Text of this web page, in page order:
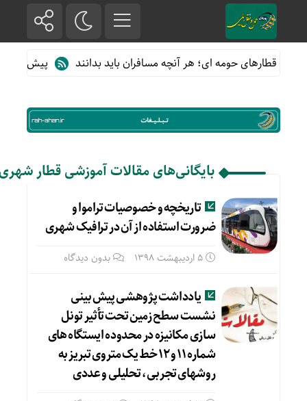
از قطارهای حومه ای؛ هر آنچه مسافران باید بدانند پیش فروش
بایگانی‌های مقالات آموزشی قطار
تاریخچه و خصوصیات تراموا و
ضرورت استفاده از آن در ترافیک شهری
5 اردیبهشت 1398 بدون دیدگاه
یادداشت پژوهشی پیش بینی
نشست سطح زمین تحت تأثیر تونل
سازی مکانیزه در محدوده ایستگاه های
شماره ۱۱ و ۱۲ خط یک متروی تبریز به
روشهای تجربی، تحلیلی و عددی